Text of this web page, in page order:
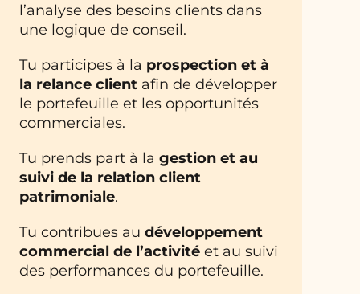
l’analyse des besoins clients dans
une logique de conseil.
Tu participes à la prospection et à
la relance client afin de développer
le portefeuille et les opportunités
commerciales.
Tu prends part à la gestion et au
suivi de la relation client
patrimoniale.
Tu contribues au développement
commercial de l’activité et au suivi
des performances du portefeuille.